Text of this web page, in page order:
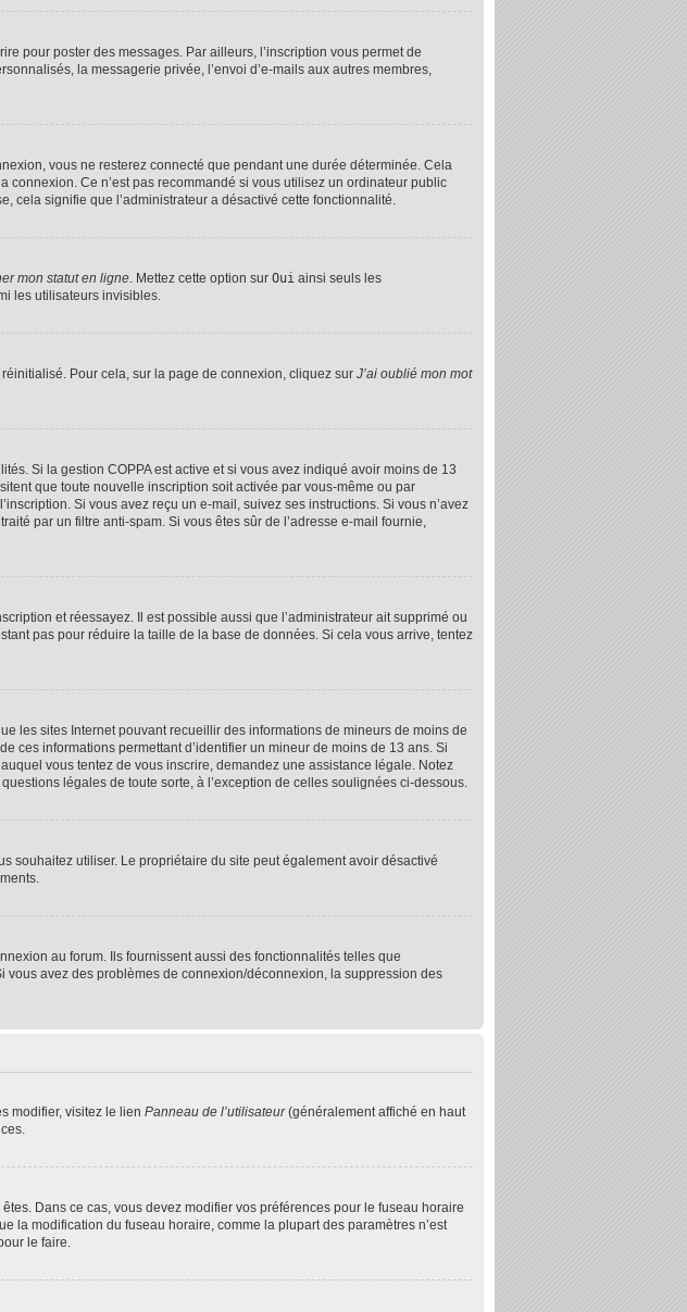
pour poster des messages. Par ailleurs, l’inscription vous permet de
la messagerie privée, l’envoi d’e-mails aux autres membres,
vous ne resterez connecté que pendant une durée déterminée. Cela
connexion. Ce n’est pas recommandé si vous utilisez un ordinateur public
cela signifie que l’administrateur a désactivé cette fonctionnalité.
mon statut en ligne. Mettez cette option sur Oui ainsi seuls les
les utilisateurs invisibles.
Pour cela, sur la page de connexion, cliquez sur J’ai oublié mon mot
Si la gestion COPPA est active et si vous avez indiqué avoir moins de 13
que toute nouvelle inscription soit activée par vous-même ou par
Si vous avez reçu un e-mail, suivez ses instructions. Si vous n’avez
par un filtre anti-spam. Si vous êtes sûr de l’adresse e-mail fournie,
et réessayez. Il est possible aussi que l’administrateur ait supprimé ou
pas pour réduire la taille de la base de données. Si cela vous arrive, tentez
les sites Internet pouvant recueillir des informations de mineurs de moins de
ces informations permettant d’identifier un mineur de moins de 13 ans. Si
vous tentez de vous inscrire, demandez une assistance légale. Notez
légales de toute sorte, à l’exception de celles soulignées ci-dessous.
souhaitez utiliser. Le propriétaire du site peut également avoir désactivé
au forum. Ils fournissent aussi des fonctionnalités telles que
vous avez des problèmes de connexion/déconnexion, la suppression des
modifier, visitez le lien Panneau de l’utilisateur(généralement affiché en haut
Dans ce cas, vous devez modifier vos préférences pour le fuseau horaire
la modification du fuseau horaire, comme la plupart des paramètres n’est
le faire.